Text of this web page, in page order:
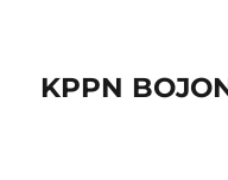
KPPN